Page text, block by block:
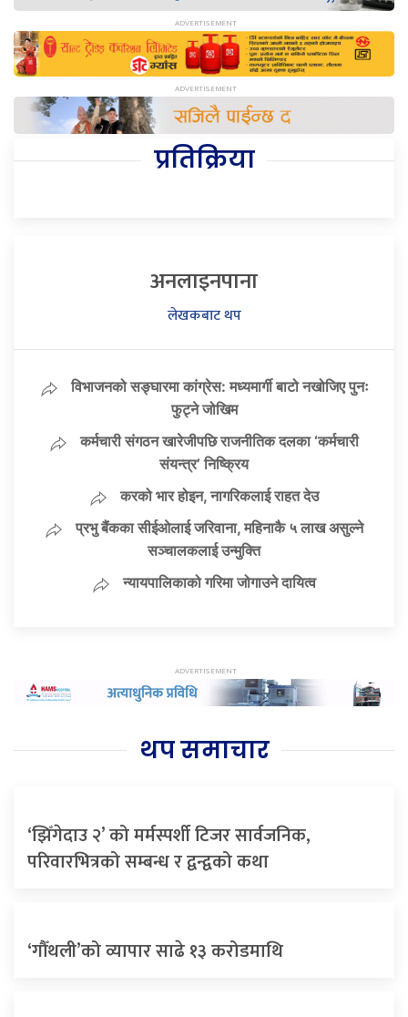
प्रतिक्रिया
अनलाइनपाना
लेखकबाट थप
विभाजनको सङ्घारमा कांग्रेस: मध्यमार्गी बाटो नखोजिए पुनः
फुट्ने जोखिम
कर्मचारी संगठन खारेजीपछि राजनीतिक दलका ‘कर्मचारी
संयन्त्र’ निष्क्रिय
करको भार होइन, नागरिकलाई राहत देउ
प्रभु बैंकका सीईओलाई जरिवाना, महिनाकै ५ लाख असुल्ने
सञ्चालकलाई उन्मुक्ति
न्यायपालिकाको गरिमा जोगाउने दायित्व
थप समाचार
‘झिँगेदाउ २’ को मर्मस्पर्शी टिजर सार्वजनिक,
परिवारभित्रको सम्बन्ध र द्वन्द्वको कथा
‘गौँथली’को व्यापार साढे १३ करोडमाथि